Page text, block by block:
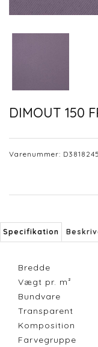
DIMOUT 150
Varenummer:
Specifikation
Bredde
Vægt pr. m²
Bundvare
Transparent
Komposition
Farvegruppe